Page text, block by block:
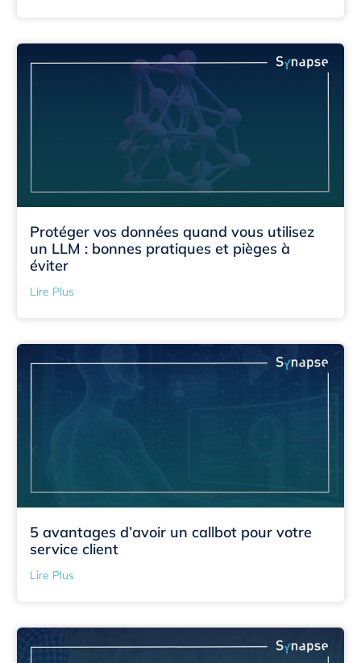
Protéger vos données quand vous utilisez
un LLM : bonnes pratiques et pièges à
éviter
Lire Plus
5 avantages d’avoir un callbot pour votre
service client
Lire Plus